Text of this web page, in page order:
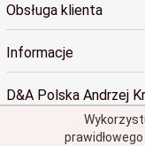
Obsługa klienta
Informacje
D&A Polska Andrzej